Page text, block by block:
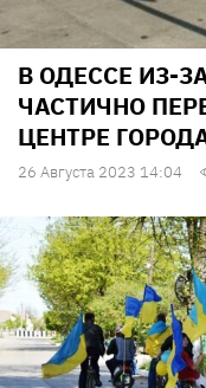
В ОДЕССЕ ИЗ-
ЧАСТИЧНО
ЦЕНТРЕ
26 Августа 2023 14:04